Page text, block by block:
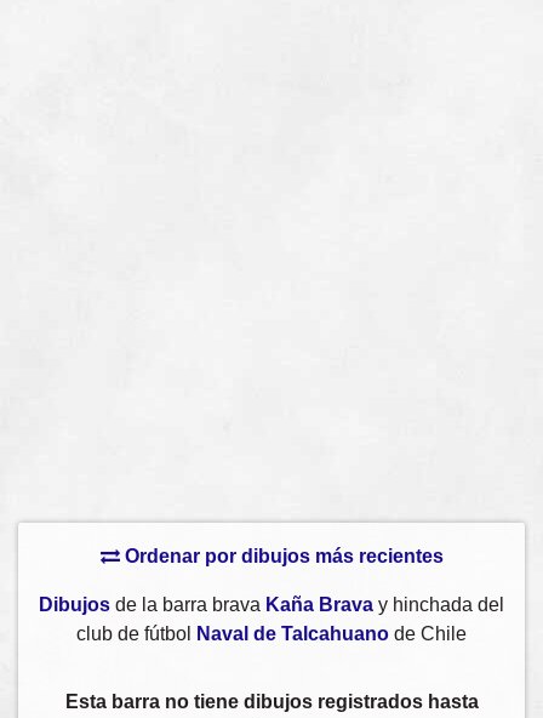
Ordenar por dibujos más recientes
Dibujos de la barra brava Kaña Brava y hinchada del
club de fútbol
Naval de Talcahuano de Chile
Esta barra no tiene dibujos registrados hasta